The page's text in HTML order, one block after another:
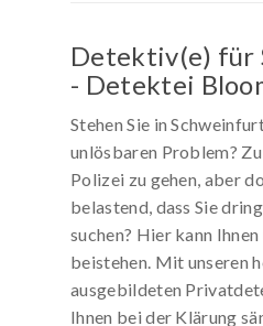
Detektiv(e) für
- Detektei
Stehen Sie in
unlösbaren Problem?
Polizei zu gehen, aber
belastend, dass Sie
suchen? Hier kann
beistehen. Mit unseren
ausgebildeten
Ihnen bei der Klärung